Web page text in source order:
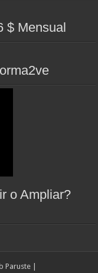
$ Mensual
o Ampliar?
Paruste|